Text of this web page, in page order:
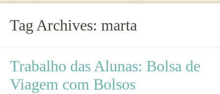
Tag Archives: marta
Trabalho das Alunas: Bolsa de
Viagem com Bolsos